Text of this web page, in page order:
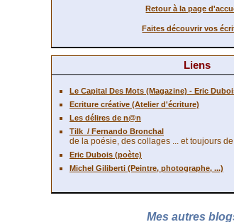
Retour à la page
Faites découvrir vos
Liens
Le Capital Des Mots (Magazine) - Eric
Ecriture créative (Atelier d'écriture)
Les délires de n@n
Tilk / Fernando Bronchal
de la poésie, des collages ... et toujours
Eric Dubois (poète)
Michel Giliberti (Peintre, photographe, ...)
Mes autres